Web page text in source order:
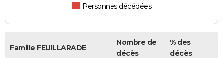
Personnes décédées
Famille FEUILLARADE
Nombre de
décès
% des
décès